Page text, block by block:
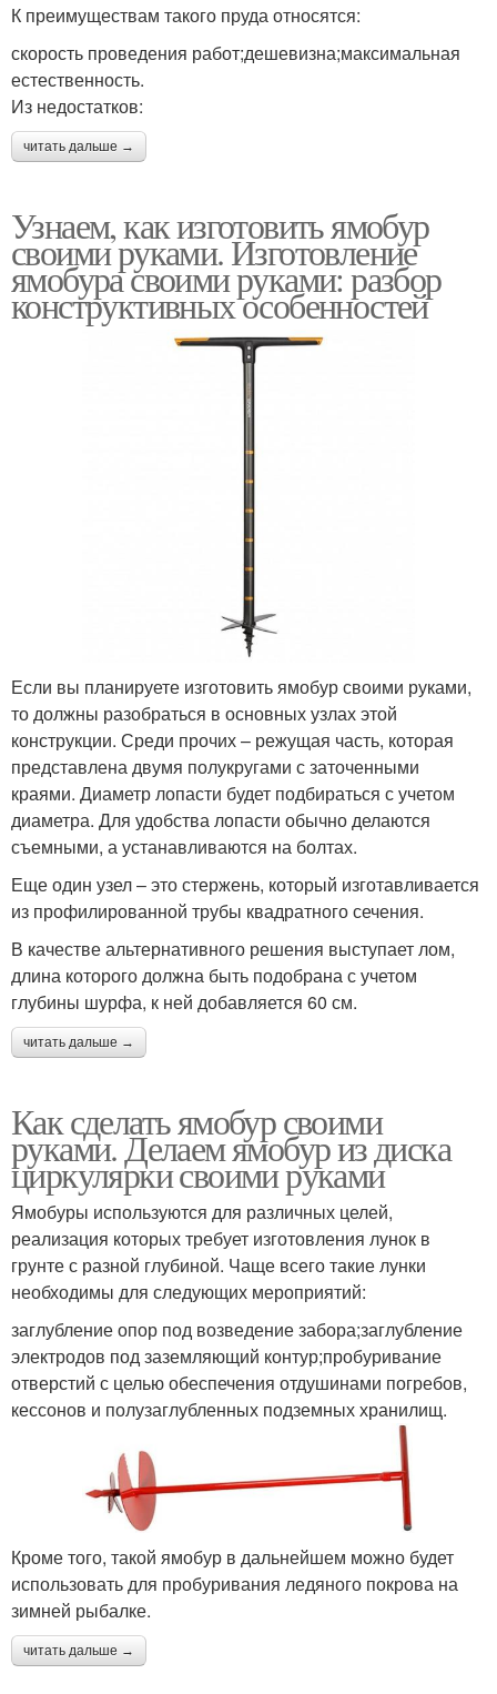
К преимуществам такого пруда относятся:
скорость проведения работ;дешевизна;максимальная
естественность.
Из недостатков:
читать дальше →
Узнаем, как изготовить ямобур
своими руками. Изготовление
ямобура своими руками: разбор
конструктивных особенностей
Если вы планируете изготовить ямобур своими руками,
то должны разобраться в основных узлах этой
конструкции. Среди прочих – режущая часть, которая
представлена двумя полукругами с заточенными
краями. Диаметр лопасти будет подбираться с учетом
диаметра. Для удобства лопасти обычно делаются
съемными, а устанавливаются на болтах.
Еще один узел – это стержень, который изготавливается
из профилированной трубы квадратного сечения.
В качестве альтернативного решения выступает лом,
длина которого должна быть подобрана с учетом
глубины шурфа, к ней добавляется 60 см.
читать дальше →
Как сделать ямобур своими
руками. Делаем ямобур из диска
циркулярки своими руками
Ямобуры используются для различных целей,
реализация которых требует изготовления лунок в
грунте с разной глубиной. Чаще всего такие лунки
необходимы для следующих мероприятий:
заглубление опор под возведение забора;заглубление
электродов под заземляющий контур;пробуривание
отверстий с целью обеспечения отдушинами погребов,
кессонов и полузаглубленных подземных хранилищ.
Кроме того, такой ямобур в дальнейшем можно будет
использовать для пробуривания ледяного покрова на
зимней рыбалке.
читать дальше →